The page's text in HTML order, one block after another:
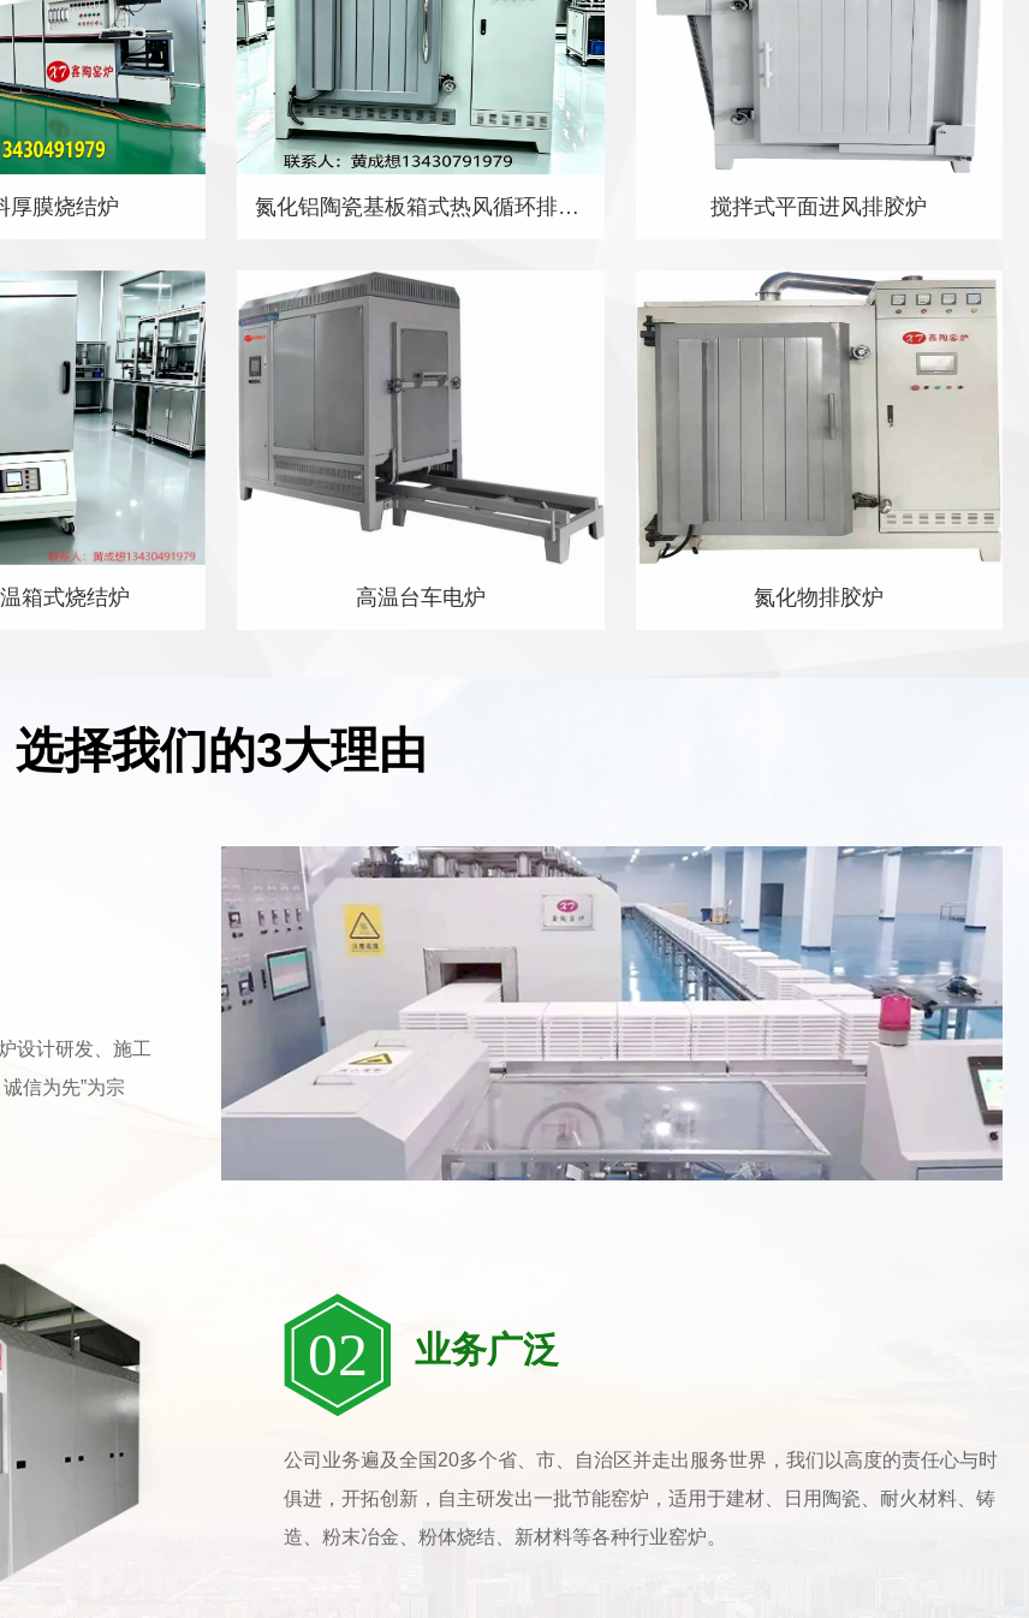
厚膜烧结炉 氮化铝陶瓷基板箱式热风循环排胶炉 搅拌式平面进风排胶炉
箱式烧结炉 高温台车电炉 氮化物排胶炉
选择我们的3大理由
设计研发、施工
信为先”为宗
02 业务广泛
公司业务遍及全国20多个省、市、自治区并走出服务世界，我们以高度的责任心与时
俱进，开拓创新，自主研发出一批节能窑炉，适用于建材、日用陶瓷、耐火材料、铸
造、粉末冶金、粉体烧结、新材料等各种行业窑炉。